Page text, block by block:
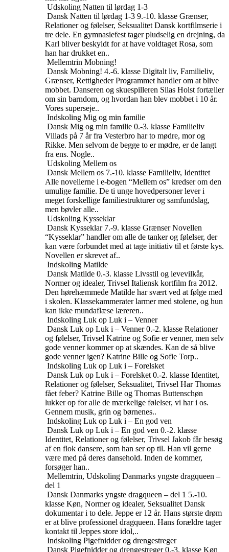
Udskoling Natten til lørdag 1-3
Dansk Natten til lørdag 1-3 9.-10. klasse Grænser,
Relationer og følelser, Seksualitet Dansk kortfilmserie i
tre dele. En gymnasiefest tager pludselig en drejning, da
Karl bliver beskyldt for at have voldtaget Rosa, som
han har drukket en..
Mellemtrin Mobning!
Dansk Mobning! 4.-6. klasse Digitalt liv, Familieliv,
Grænser, Rettigheder Programmet handler om at blive
mobbet. Danseren og skuespilleren Silas Holst fortæller
om sin barndom, og hvordan han blev mobbet i 10 år.
Vores superseje..
Indskoling Mig og min familie
Dansk Mig og min familie 0.-3. klasse Familieliv
Villads på 7 år fra Vesterbro har to mødre, mor og
Rikke. Men selvom de begge to er mødre, er de langt
fra ens. Nogle..
Udskoling Mellem os
Dansk Mellem os 7.-10. klasse Familieliv, Identitet
Alle novellerne i e-bogen “Mellem os” kredser om den
umulige familie. De ti unge hovedpersoner lever i
meget forskellige familiestrukturer og samfundslag,
men bøvler alle..
Udskoling Kysseklar
Dansk Kysseklar 7.-9. klasse Grænser Novellen
“Kysseklar” handler om alle de tanker og følelser, der
kan være forbundet med at tage initiativ til et første kys.
Novellen er skrevet af..
Indskoling Matilde
Dansk Matilde 0.-3. klasse Livsstil og levevilkår,
Normer og idealer, Trivsel Italiensk kortfilm fra 2012.
Den hørehæmmede Matilde har svært ved at følge med
i skolen. Klassekammerater larmer med stolene, og hun
kan ikke mundaflæse læreren..
Indskoling Luk op Luk i – Venner
Dansk Luk op Luk i – Venner 0.-2. klasse Relationer
og følelser, Trivsel Katrine og Sofie er venner, men selv
gode venner kommer op at skændes. Kan de så blive
gode venner igen? Katrine Bille og Sofie Torp..
Indskoling Luk op Luk i – Forelsket
Dansk Luk op Luk i – Forelsket 0.-2. klasse Identitet,
Relationer og følelser, Seksualitet, Trivsel Har Thomas
fået feber? Katrine Bille og Thomas Buttenschøn
lukker op for alle de mærkelige følelser, vi har i os.
Gennem musik, grin og børnenes..
Indskoling Luk op Luk i – En god ven
Dansk Luk op Luk i – En god ven 0.-2. klasse
Identitet, Relationer og følelser, Trivsel Jakob får besøg
af en flok dansere, som han ser op til. Han vil gerne
være med på deres dansehold. Inden de kommer,
forsøger han..
Mellemtrin, Udskoling Danmarks yngste dragqueen –
del 1
Dansk Danmarks yngste dragqueen – del 1 5.-10.
klasse Køn, Normer og idealer, Seksualitet Dansk
dokumentar i to dele. Jeppe er 12 år. Hans største drøm
er at blive professionel dragqueen. Hans forældre tager
kontakt til Jeppes store idol,..
Indskoling Pigefnidder og drengestreger
Dansk Pigefnidder og drengestreger 0.-3. klasse Køn